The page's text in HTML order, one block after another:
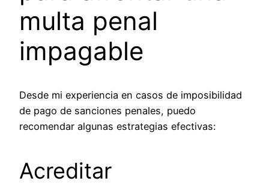
multa penal
impagable
Desde mi experiencia en casos de imposibilidad
de pago de sanciones penales, puedo
recomendar algunas estrategias efectivas:
Acreditar